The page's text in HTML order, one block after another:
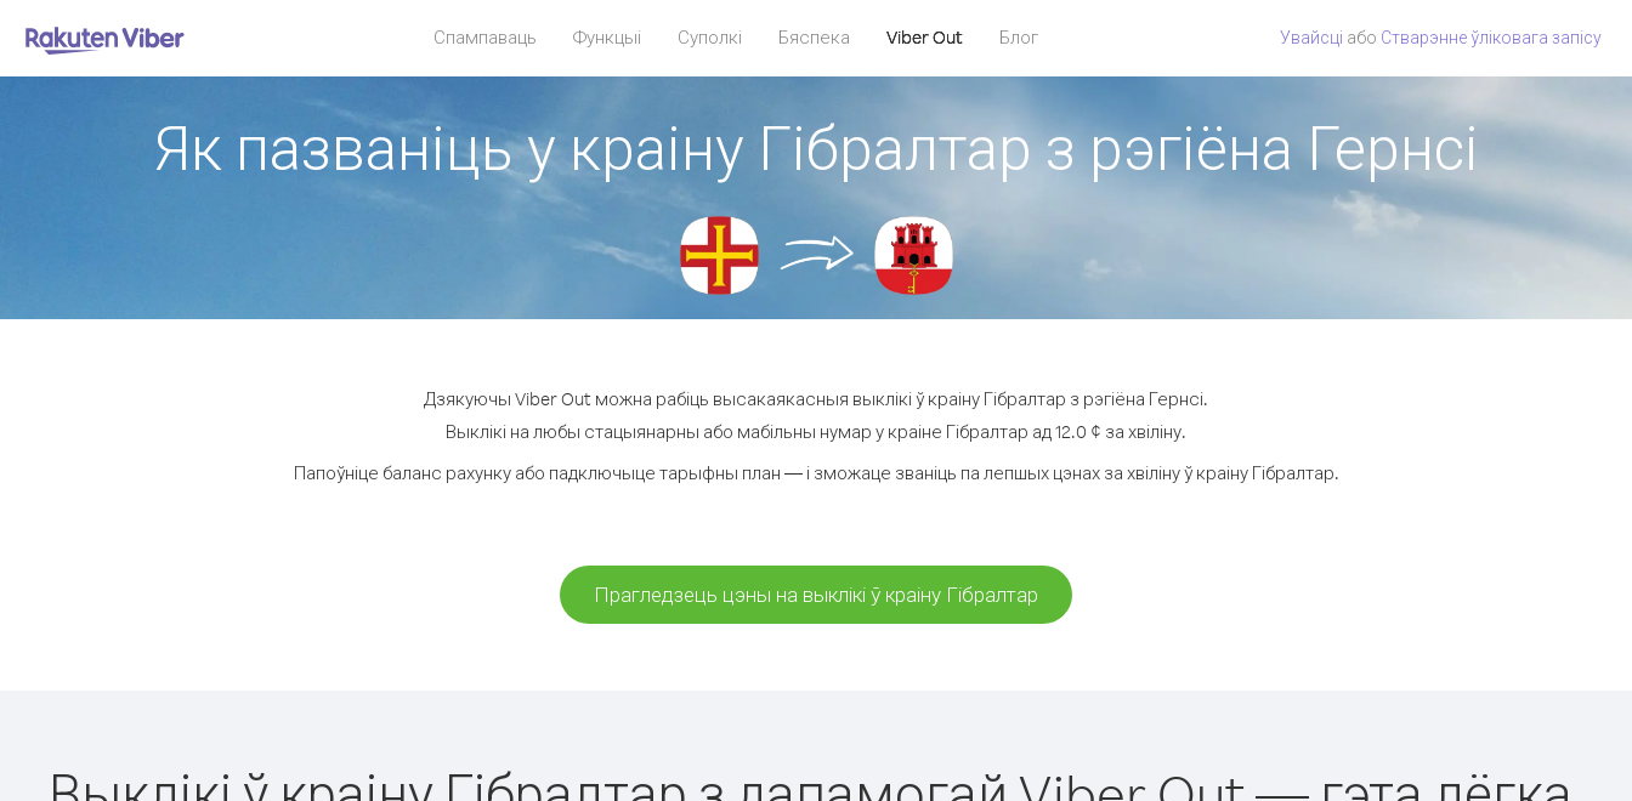
Спампаваць Функцыі Суполкі Бяспека Viber Out Блог Увайсці або Стварэнне ўліковага запісу
Як пазваніць у краіну Гібралтар з рэгіёна Гернсі
Дзякуючы Viber Out можна рабіць высакаякасныя выклікі ў краіну Гібралтар з рэгіёна Гернсі.
Выклікі на любы стацыянарны або мабільны нумар у краіне Гібралтар ад 12.0 ¢ за хвіліну.
Папоўніце баланс рахунку або падключыце тарыфны план — і зможаце званіць па лепшых цэнах за хвіліну ў краіну Гібралтар.
Прагледзець цэны на выклікі ў краіну Гібралтар